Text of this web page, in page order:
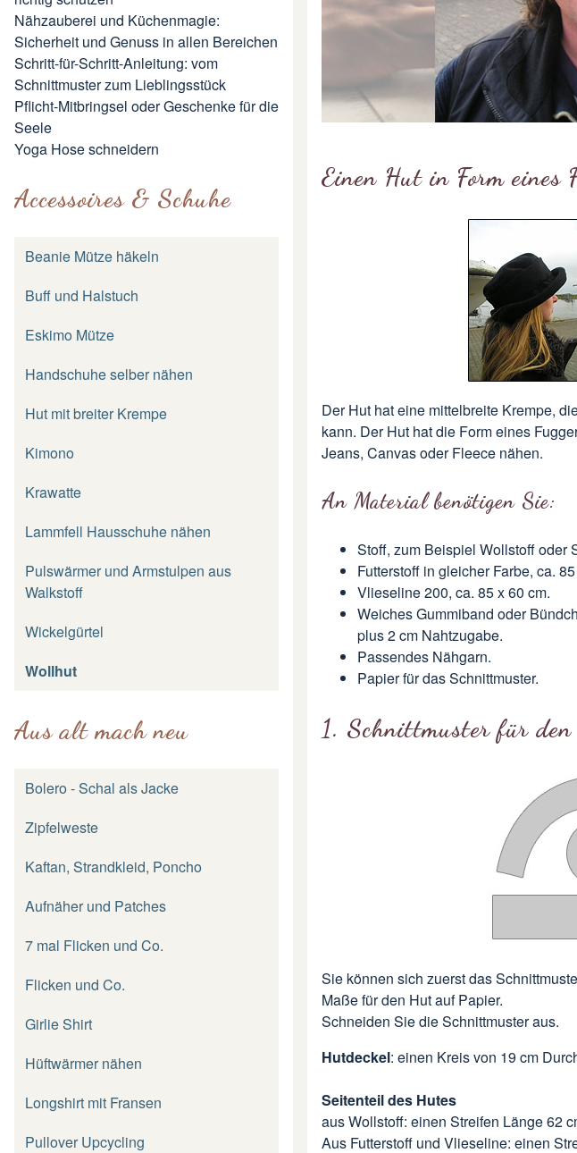
Nähzauberei und Küchenmagie:
Sicherheit und Genuss in allen Bereichen
Schritt-für-Schritt-Anleitung: vom
Schnittmuster zum Lieblingsstück
Pflicht-Mitbringsel oder Geschenke für die
Seele
Yoga Hose schneidern
Accessoires & Schuhe
Beanie Mütze häkeln
Buff und Halstuch
Eskimo Mütze
Handschuhe selber nähen
Hut mit breiter Krempe
Kimono
Krawatte
Lammfell Hausschuhe nähen
Pulswärmer und Armstulpen aus
Walkstoff
Wickelgürtel
Wollhut
Aus alt mach neu
Bolero - Schal als Jacke
Zipfelweste
Kaftan, Strandkleid, Poncho
Aufnäher und Patches
7 mal Flicken und Co.
Flicken und Co.
Girlie Shirt
Hüftwärmer nähen
Longshirt mit Fransen
Pullover Upcycling
Einen Hut in Form eines
Der Hut hat eine mittelbreite Krempe,
kann. Der Hut hat die Form eines
Jeans, Canvas oder Fleece nähen.
An Material benötigen Sie:
Stoff, zum Beispiel Wollstoff oder
Futterstoff in gleicher Farbe, ca.
Vlieseline 200, ca. 85 x 60 cm.
Weiches Gummiband oder
plus 2 cm Nahtzugabe.
Passendes Nähgarn.
Papier für das Schnittmuster.
1. Schnittmuster für
Sie können sich zuerst das
Maße für den Hut auf Papier.
Schneiden Sie die Schnittmuster aus.
Hutdeckel: einen Kreis von 19 cm
Seitenteil des Hutes
aus Wollstoff: einen Streifen Länge 62
Aus Futterstoff und Vlieseline: einen